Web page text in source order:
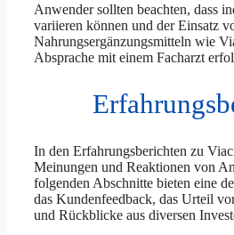
Anwender sollten beachten, dass
variieren können und der Einsatz
Nahrungsergänzungsmitteln wie
Absprache mit einem Facharzt
In den Erfahrungsberichten zu
Meinungen und Reaktionen von
folgenden Abschnitte bieten eine
das Kundenfeedback, das Urteil
und Rückblicke aus diversen